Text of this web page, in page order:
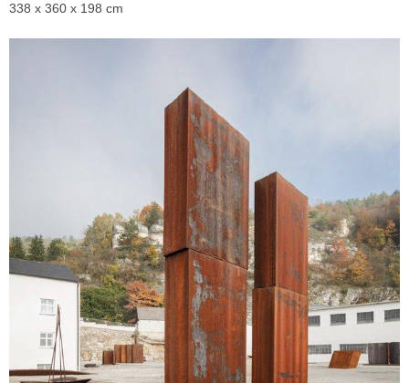
338 x 360 x 198 cm